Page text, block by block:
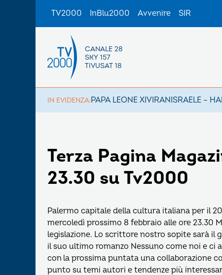
TV2000 InBlu2000 Avvenire SIR
CANALE 28
SKY 157
TIVUSAT 18
IN EVIDENZA:PAPA LEONE XIVIRANISRAELE –
Terza Pagina
23.30 su Tv2000
Palermo capitale della cultura italiana per il
mercoledì prossimo 8 febbraio alle ore 23.30
legislazione. Lo scrittore nostro sopite sarà il
il suo ultimo romanzo Nessuno come noi e ci
con la prossima puntata una collaborazione
punto su temi autori e tendenze più